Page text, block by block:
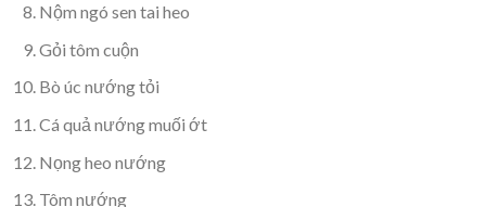
Nộm ngó sen tai heo
Gỏi tôm cuộn
Bò úc nướng tỏi
Cá quả nướng muối ớt
Nọng heo nướng
Tôm nướng